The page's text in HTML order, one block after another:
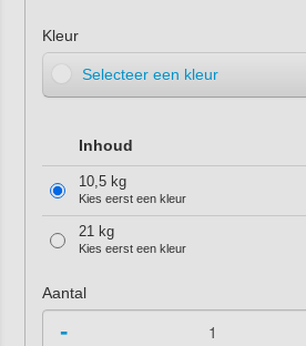
Kleur
Selecteer een kleur
Inhoud
10,5 kg
Kies eerst een kleur
21 kg
Kies eerst een kleur
Aantal
-